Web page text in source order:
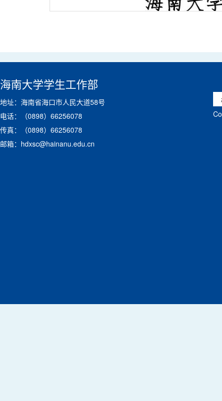
海南大学学生工作部
地址：海南省海口市人民大道58号
电话：（0898）66256078
传真：（0898）66256078
邮箱：hdxsc@hainanu.edu.cn